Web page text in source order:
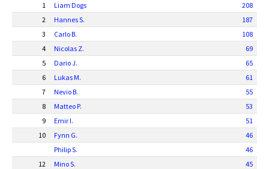
1 Liam Dogs
208
2
Hannes S.
187
3
Carlo B.
108
4
Nicolas Z.
69
5
Dario J.
65
6
Lukas M.
61
7
Nevio B.
55
8
Matteo P.
53
9
Emir I.
51
10
Fynn G.
46
Philip S.
46
12
Mino S.
45